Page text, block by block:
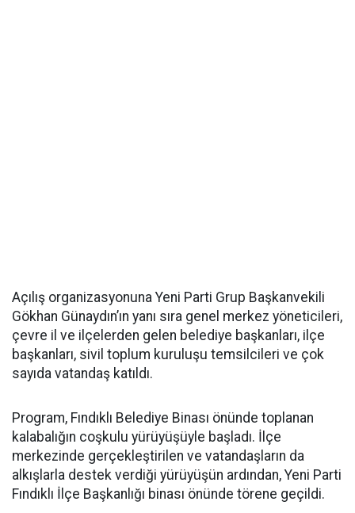
Açılış organizasyonuna Yeni Parti Grup Başkanvekili
Gökhan Günaydın’ın yanı sıra genel merkez yöneticileri,
çevre il ve ilçelerden gelen belediye başkanları, ilçe
başkanları, sivil toplum kuruluşu temsilcileri ve çok
sayıda vatandaş katıldı.
Program, Fındıklı Belediye Binası önünde toplanan
kalabalığın coşkulu yürüyüşüyle başladı. İlçe
merkezinde gerçekleştirilen ve vatandaşların da
alkışlarla destek verdiği yürüyüşün ardından, Yeni Parti
Fındıklı İlçe Başkanlığı binası önünde törene geçildi.